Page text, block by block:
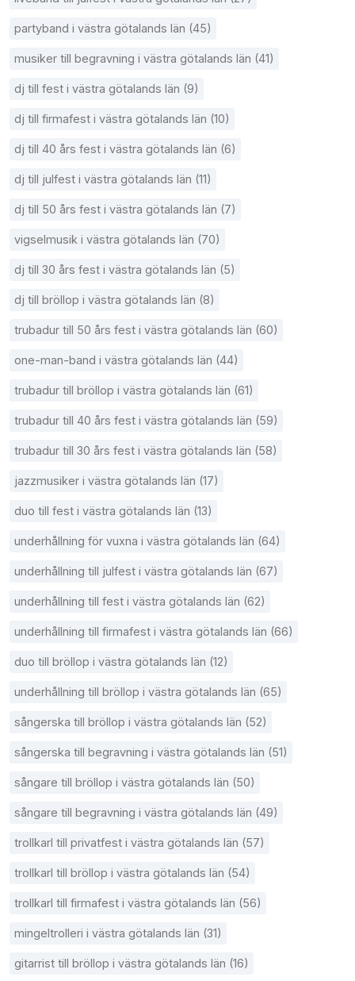
partyband i västra götalands län (45)
musiker till begravning i västra götalands län (41)
dj till fest i västra götalands län (9)
dj till firmafest i västra götalands län (10)
dj till 40 års fest i västra götalands län (6)
dj till julfest i västra götalands län (11)
dj till 50 års fest i västra götalands län (7)
vigselmusik i västra götalands län (70)
dj till 30 års fest i västra götalands län (5)
dj till bröllop i västra götalands län (8)
trubadur till 50 års fest i västra götalands län (60)
one-man-band i västra götalands län (44)
trubadur till bröllop i västra götalands län (61)
trubadur till 40 års fest i västra götalands län (59)
trubadur till 30 års fest i västra götalands län (58)
jazzmusiker i västra götalands län (17)
duo till fest i västra götalands län (13)
underhållning för vuxna i västra götalands län (64)
underhållning till julfest i västra götalands län (67)
underhållning till fest i västra götalands län (62)
underhållning till firmafest i västra götalands län (66)
duo till bröllop i västra götalands län (12)
underhållning till bröllop i västra götalands län (65)
sångerska till bröllop i västra götalands län (52)
sångerska till begravning i västra götalands län (51)
sångare till bröllop i västra götalands län (50)
sångare till begravning i västra götalands län (49)
trollkarl till privatfest i västra götalands län (57)
trollkarl till bröllop i västra götalands län (54)
trollkarl till firmafest i västra götalands län (56)
mingeltrolleri i västra götalands län (31)
gitarrist till bröllop i västra götalands län (16)